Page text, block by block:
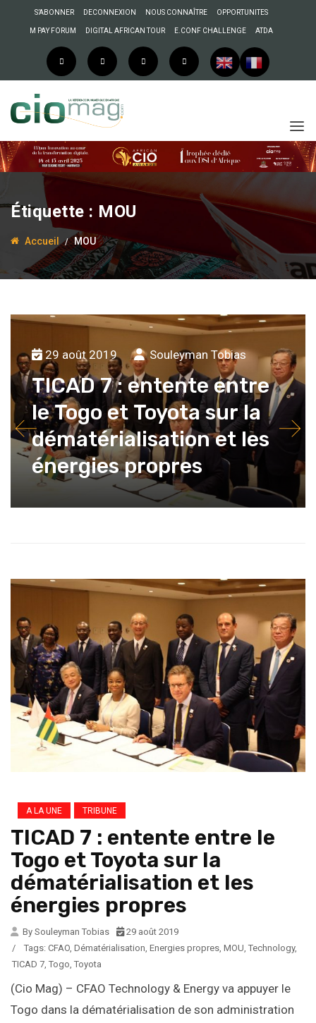
S’ABONNER DECONNEXION NOUS CONNAÎTRE OPPORTUNITES
M PAY FORUM DIGITAL AFRICAN TOUR E.CONF CHALLENGE ATDA
Étiquette : MOU
Accueil MOU
29 août 2019 Souleyman Tobias
TICAD 7 : entente entre
le Togo et Toyota sur la
dématérialisation et les
énergies propres
A LA UNE TRIBUNE
TICAD 7 : entente entre le
Togo et Toyota sur la
dématérialisation et les
énergies propres
By Souleyman Tobias
29 août 2019
/
Tags: CFAO, Dématérialisation, Energies propres, MOU, Technology,
TICAD 7, Togo, Toyota
(Cio Mag) – CFAO Technology & Energy va appuyer le
Togo dans la dématérialisation de son administration